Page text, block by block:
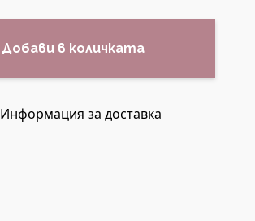
Добави в количката
Информация за доставка